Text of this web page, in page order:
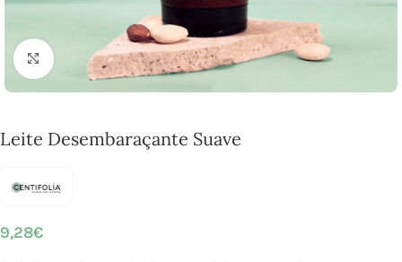
Click to enlarge
Leite Desembaraçante Suave
9,28€